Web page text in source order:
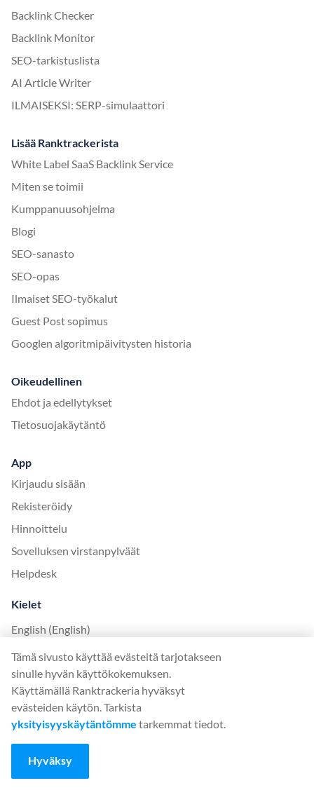
Backlink Checker
Backlink Monitor
SEO-tarkistuslista
AI Article Writer
ILMAISEKSI: SERP-simulaattori
Lisää Ranktrackerista
White Label SaaS Backlink Service
Miten se toimii
Kumppanuusohjelma
Blogi
SEO-sanasto
SEO-opas
Ilmaiset SEO-työkalut
Guest Post sopimus
Googlen algoritmipäivitysten historia
Oikeudellinen
Ehdot ja edellytykset
Tietosuojakäytäntö
App
Kirjaudu sisään
Rekisteröidy
Hinnoittelu
Sovelluksen virstanpylväät
Helpdesk
Kielet
English (English)
Deutsch (German)
Español (Spanish)
Français (French)
Italiano (Italian)
日本語 (Japanese)
Nederlands (Nederlands)
Tämä sivusto käyttää evästeitä tarjotakseen
sinulle hyvän käyttökokemuksen.
Käyttämällä Ranktrackeria hyväksyt
evästeiden käytön. Tarkista
yksityisyyskäytäntömme tarkemmat tiedot.
Hyväksy